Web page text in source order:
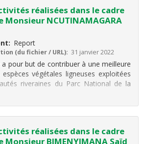
réalisées dans le cadre
Monsieur NCUTINAMAGARA
Report
(du fichier / URL) 31 janvier 2022
pour but de contribuer à une meilleure
végétales ligneuses exploitées
riveraines du Parc National de la
Teza en vue d’une gestion durable
réalisées dans le cadre
Monsieur BIMENYIMANA Saïd